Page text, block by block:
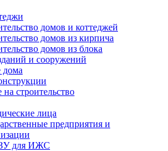
домов и коттеджей
домов из кирпича
домов из блока
и сооружений
строительство
лица
предприятия и
для ИЖС